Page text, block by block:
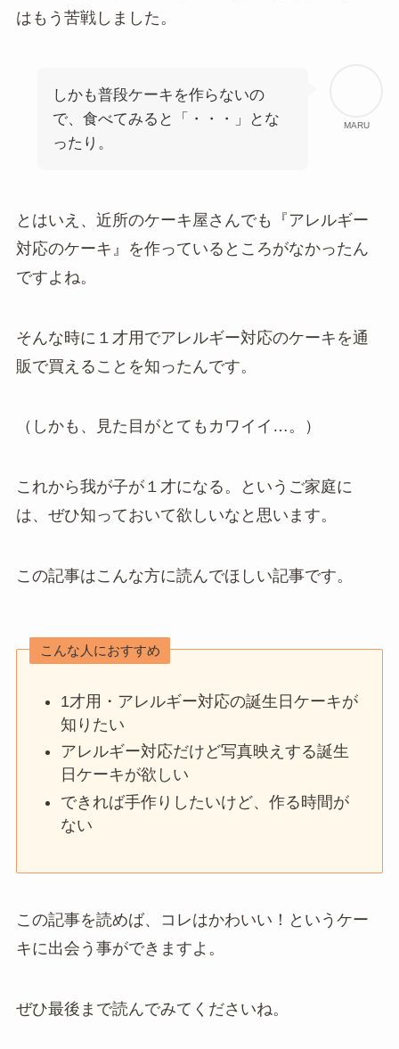
はもう苦戦しました。
MARU
しかも普段ケーキを作らないの
で、食べてみると「・・・」とな
ったり。
とはいえ、近所のケーキ屋さんでも『アレルギー
対応のケーキ』を作っているところがなかったん
ですよね。
そんな時に１才用でアレルギー対応のケーキを通
販で買えることを知ったんです。
（しかも、見た目がとてもカワイイ…。）
これから我が子が１才になる。というご家庭に
は、ぜひ知っておいて欲しいなと思います。
この記事はこんな方に読んでほしい記事です。
こんな人におすすめ
1才用・アレルギー対応の誕生日ケーキが
知りたい
アレルギー対応だけど写真映えする誕生
日ケーキが欲しい
できれば手作りしたいけど、作る時間が
ない
この記事を読めば、コレはかわいい！というケー
キに出会う事ができますよ。
ぜひ最後まで読んでみてくださいね。